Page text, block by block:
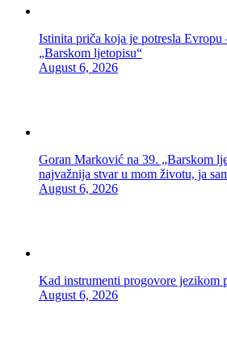
Istinita priča koja je potresla Evropu
„Barskom ljetopisu“
August 6, 2026
Goran Marković na 39. „Barskom
najvažnija stvar u mom životu, ja
August 6, 2026
Kad instrumenti progovore jezikom
August 6, 2026